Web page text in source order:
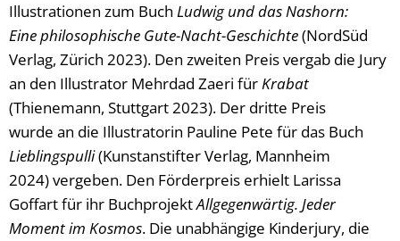
Illustrationen zum Buch Ludwig und das Nashorn:
Eine philosophische Gute-Nacht-Geschichte(NordSüd
Verlag, Zürich 2023). Den zweiten Preis vergab die Jury
an den Illustrator Mehrdad Zaeri fürKrabat
(Thienemann, Stuttgart 2023). Der dritte Preis
wurde an die Illustratorin Pauline Pete für das Buch
Lieblingspulli(Kunstanstifter Verlag, Mannheim
2024) vergeben. Den Förderpreis erhielt Larissa
Goffart für ihr BuchprojektAllgegenwärtig. Jeder
Moment im Kosmos. Die unabhängige Kinderjury, die